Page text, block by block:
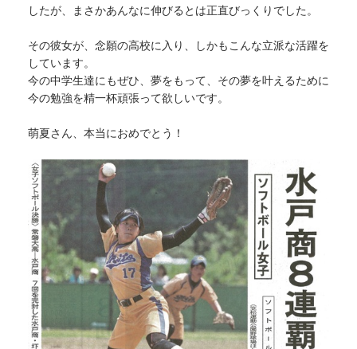
したが、まさかあんなに伸びるとは正直びっくりでした。
その彼女が、念願の高校に入り、しかもこんな立派な活躍を
しています。
今の中学生達にもぜひ、夢をもって、その夢を叶えるために
今の勉強を精一杯頑張って欲しいです。
萌夏さん、本当におめでとう！